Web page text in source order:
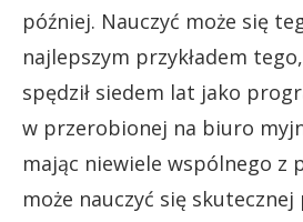
później. Nauczyć może się
najlepszym przykładem
spędził siedem lat jako
w przerobionej na biuro
mając niewiele wspólnego z
może nauczyć się